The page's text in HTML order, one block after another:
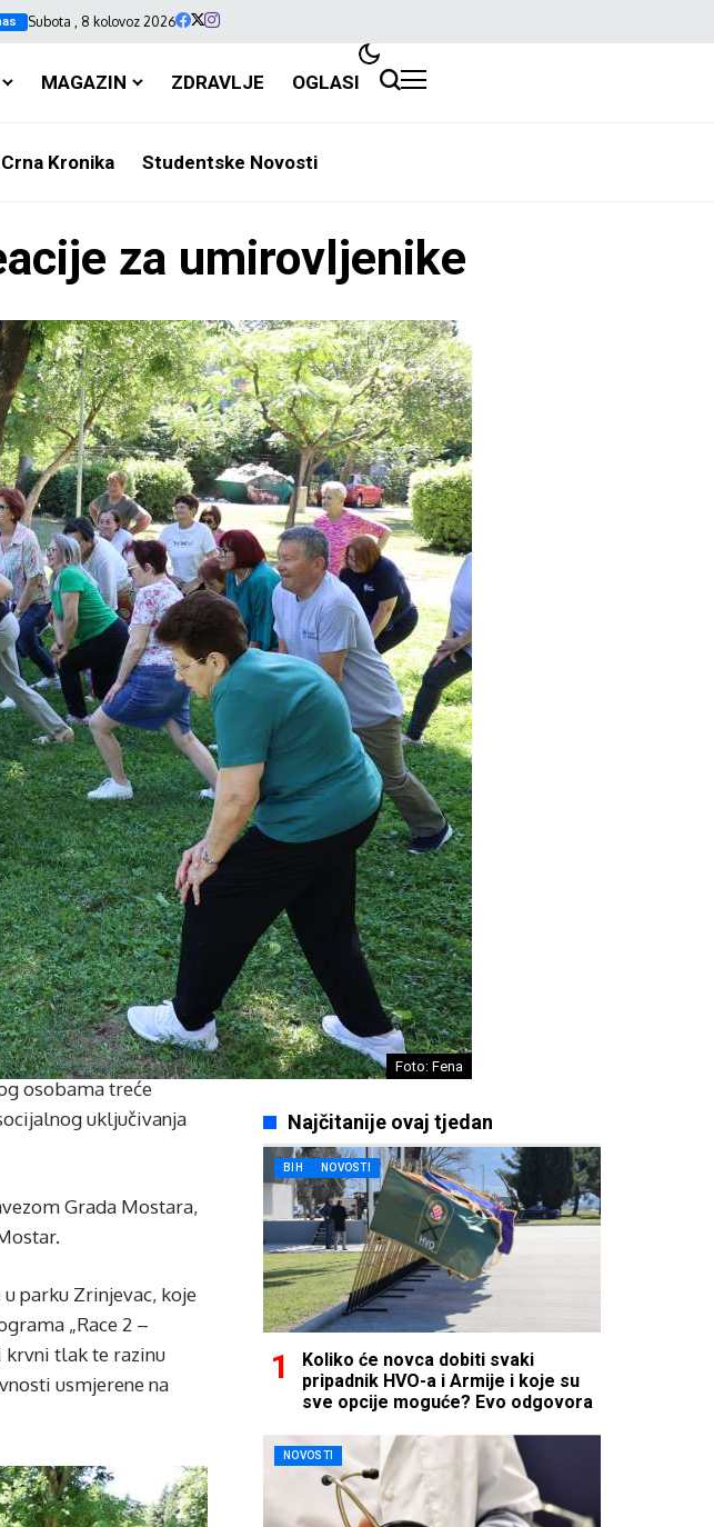
Subota , 8 kolovoz 2026
MAGAZIN ZDRAVLJE OGLASI
Crna Kronika Studentske Novosti
za umirovljenike
Foto: Fena
osobama treće
uključivanja
Grada Mostara,
parku Zrinjevac, koje
„Race 2 –
tlak te razinu
usmjerene na
Najčitanije ovaj tjedan
BIH NOVOSTI
Koliko će novca dobiti svaki
pripadnik HVO-a i Armije i koje su
sve opcije moguće? Evo odgovora
NOVOSTI